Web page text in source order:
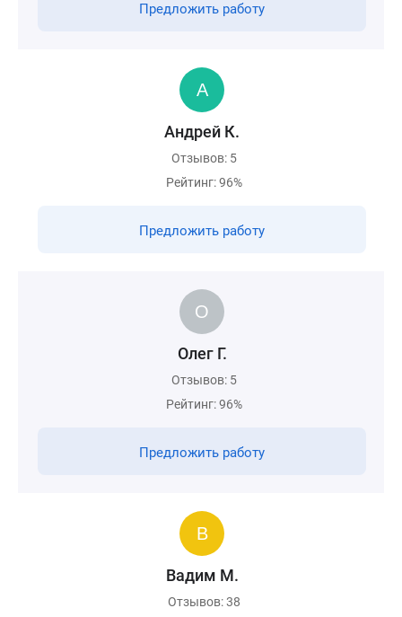
Предложить работу
Андрей К.
Отзывов: 5
Рейтинг: 96%
Предложить работу
Олег Г.
Отзывов: 5
Рейтинг: 96%
Предложить работу
Вадим М.
Отзывов: 38